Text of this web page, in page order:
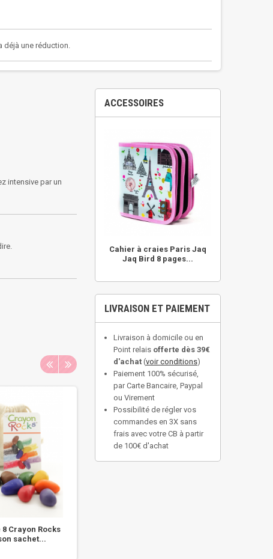
déjà une réduction.
intensive par un
8 Crayon Rocks
sachet...
ACCESSOIRES
Cahier à craies Paris Jaq
Jaq Bird 8 pages...
LIVRAISON ET PAIEMENT
Livraison à domicile ou en
Point relais offerte dès 39€
d'achat (voir conditions)
Paiement 100% sécurisé,
par Carte Bancaire, Paypal
ou Virement
Possibilité de régler vos
commandes en 3X sans
frais avec votre CB à partir
de 100€ d'achat